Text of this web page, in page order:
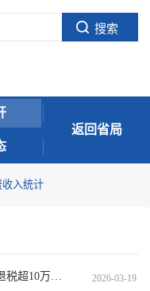
返回省局
收入统计
10万亿元 2026-03-19